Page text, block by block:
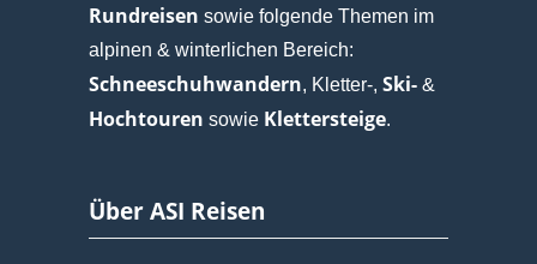
Rundreisen sowie folgende Themen im
alpinen & winterlichen Bereich:
Schneeschuhwandern, Kletter-, Ski- &
Hochtouren sowie Klettersteige.
Über ASI Reisen